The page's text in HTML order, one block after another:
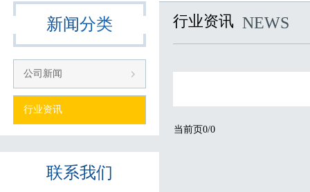
新闻分类
公司新闻
行业资讯
联系我们
行业资讯 NEWS
当前页0/0